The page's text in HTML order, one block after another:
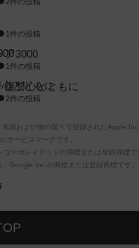
1件の投稿
ア3000
1件の投稿
復讐心とともに
2件の投稿
国および他の国々で登録されたApple Inc.
サービスマークです。
ーポレイテッドの商標または登録商標で
Google Inc.の商標または登録商標です。